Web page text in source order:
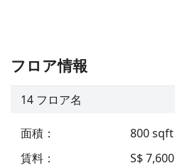
フロア情報
14 フロア名
面積 ： 800sqft
賃料 ：
S$ 7,600